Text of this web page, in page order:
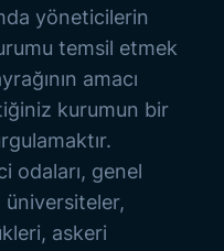
yöneticilerin
temsil etmek
amacı
kurumun bir
odaları, genel
üniversiteler,
askeri